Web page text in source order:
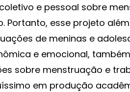
e pessoal sobre
Portanto, esse projeto
de meninas e
e emocional,
sobre menstruação e
em produção